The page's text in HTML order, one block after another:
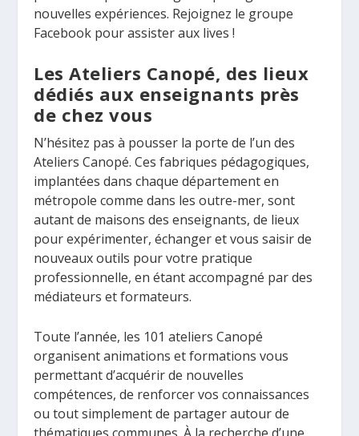
nouvelles expériences. Rejoignez le groupe
Facebook pour assister aux lives !
Les Ateliers Canopé, des lieux
dédiés aux enseignants près
de chez vous
N’hésitez pas à pousser la porte de l’un des
Ateliers Canopé. Ces fabriques pédagogiques,
implantées dans chaque département en
métropole comme dans les outre-mer, sont
autant de maisons des enseignants, de lieux
pour expérimenter, échanger et vous saisir de
nouveaux outils pour votre pratique
professionnelle, en étant accompagné par des
médiateurs et formateurs.
Toute l’année, les 101 ateliers Canopé
organisent animations et formations vous
permettant d’acquérir de nouvelles
compétences, de renforcer vos connaissances
ou tout simplement de partager autour de